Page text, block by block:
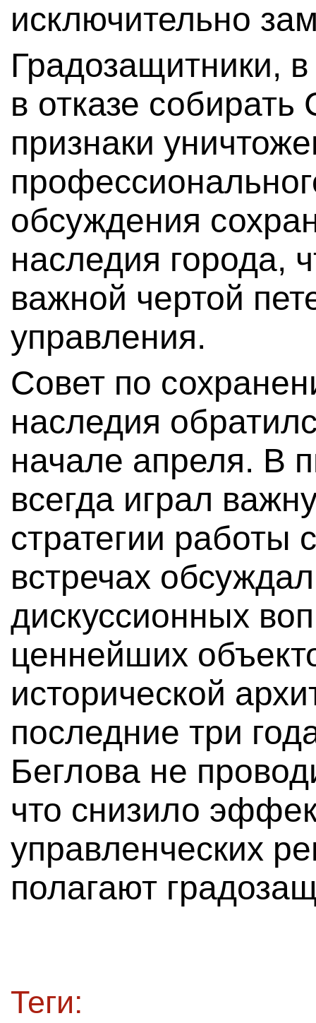
исключительно
Градозащитники,
в отказе собирать
признаки
обсуждения
наследия города,
важной чертой
управления.
Совет по
наследия
начале апреля. В
всегда играл
стратегии работы
встречах
дискуссионных
ценнейших
исторической
последние три
Беглова не
что снизило
управленческих
полагают
Теги: